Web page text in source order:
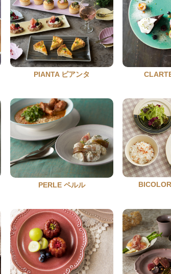
PIANTA ピアンタ
PERLE ペルル